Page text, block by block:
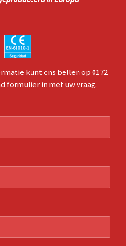
kunt ons bellen op 0172
formulier in met uw vraag.